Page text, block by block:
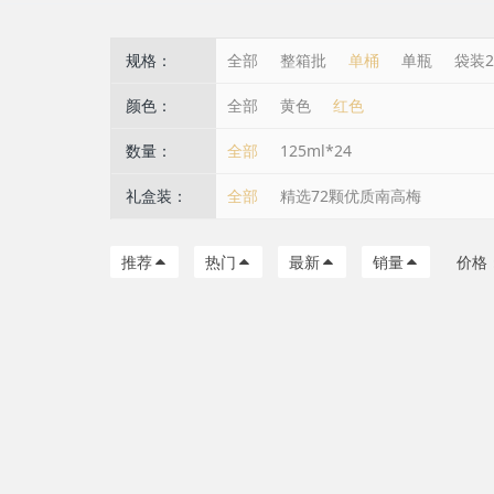
规格： 全部 整箱批 单桶 单瓶 袋装
颜色： 全部 黄色 红色
数量： 全部 125ml*24
礼盒装： 全部 精选72颗优质南高梅
推荐 热门 最新 销量 价格